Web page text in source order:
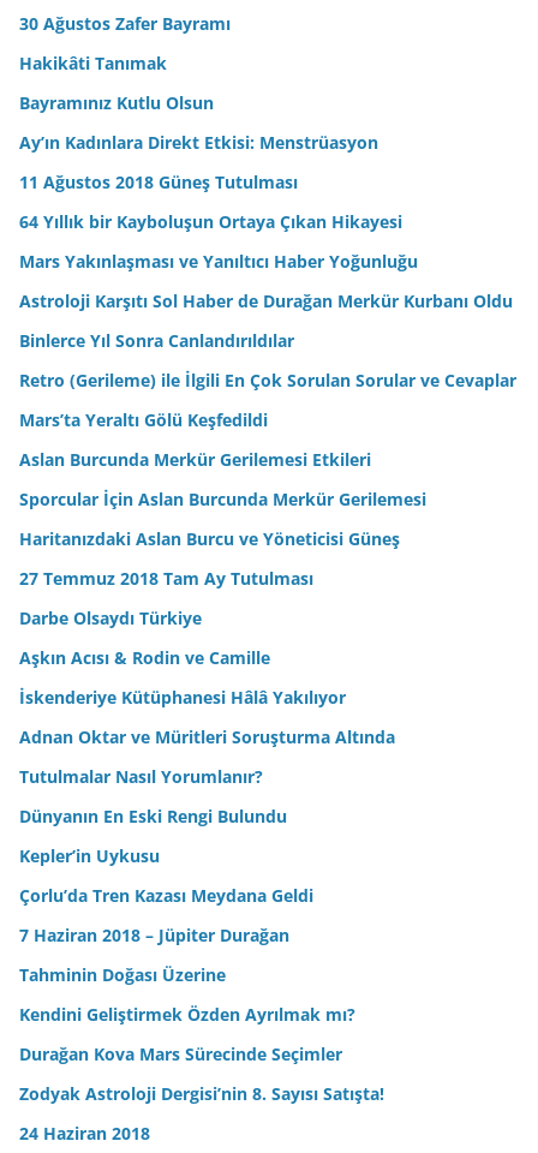
30 Ağustos Zafer Bayramı
Hakikâti Tanımak
Bayramınız Kutlu Olsun
Ay’ın Kadınlara Direkt Etkisi: Menstrüasyon
11 Ağustos 2018 Güneş Tutulması
64 Yıllık bir Kayboluşun Ortaya Çıkan Hikayesi
Mars Yakınlaşması ve Yanıltıcı Haber Yoğunluğu
Astroloji Karşıtı Sol Haber de Durağan Merkür Kurbanı Oldu
Binlerce Yıl Sonra Canlandırıldılar
Retro (Gerileme) ile İlgili En Çok Sorulan Sorular ve Cevaplar
Mars’ta Yeraltı Gölü Keşfedildi
Aslan Burcunda Merkür Gerilemesi Etkileri
Sporcular İçin Aslan Burcunda Merkür Gerilemesi
Haritanızdaki Aslan Burcu ve Yöneticisi Güneş
27 Temmuz 2018 Tam Ay Tutulması
Darbe Olsaydı Türkiye
Aşkın Acısı & Rodin ve Camille
İskenderiye Kütüphanesi Hâlâ Yakılıyor
Adnan Oktar ve Müritleri Soruşturma Altında
Tutulmalar Nasıl Yorumlanır?
Dünyanın En Eski Rengi Bulundu
Kepler’in Uykusu
Çorlu’da Tren Kazası Meydana Geldi
7 Haziran 2018 – Jüpiter Durağan
Tahminin Doğası Üzerine
Kendini Geliştirmek Özden Ayrılmak mı?
Durağan Kova Mars Sürecinde Seçimler
Zodyak Astroloji Dergisi’nin 8. Sayısı Satışta!
24 Haziran 2018